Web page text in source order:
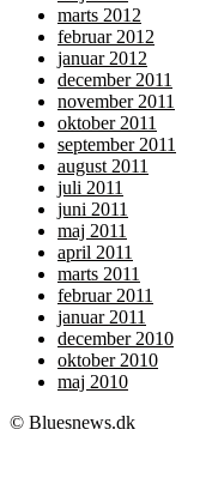
marts 2012
februar 2012
januar 2012
december 2011
november 2011
oktober 2011
september 2011
august 2011
juli 2011
juni 2011
maj 2011
april 2011
marts 2011
februar 2011
januar 2011
december 2010
oktober 2010
maj 2010
© Bluesnews.dk